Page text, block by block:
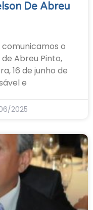
De Abreu
o
Abreu Pinto,
16 de junho de
e
2025